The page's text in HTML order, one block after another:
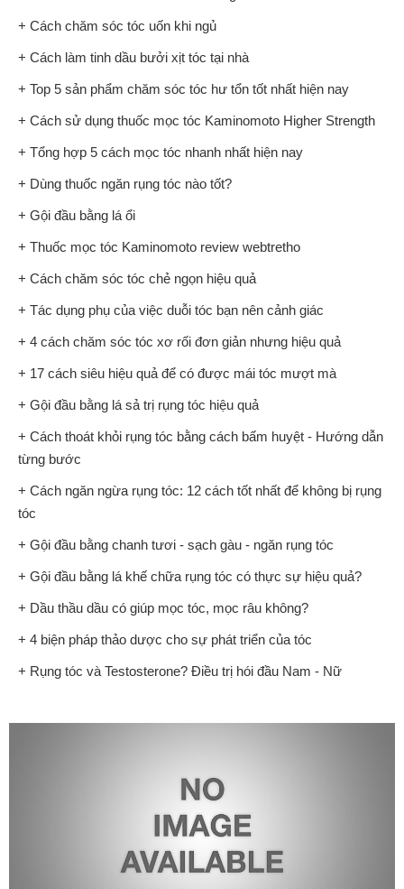
+ Cách chăm sóc tóc uốn khi ngủ
+ Cách làm tinh dầu bưởi xịt tóc tại nhà
+ Top 5 sản phẩm chăm sóc tóc hư tổn tốt nhất hiện nay
+ Cách sử dụng thuốc mọc tóc Kaminomoto Higher Strength
+ Tổng hợp 5 cách mọc tóc nhanh nhất hiện nay
+ Dùng thuốc ngăn rụng tóc nào tốt?
+ Gội đầu bằng lá ổi
+ Thuốc mọc tóc Kaminomoto review webtretho
+ Cách chăm sóc tóc chẻ ngọn hiệu quả
+ Tác dụng phụ của việc duỗi tóc bạn nên cảnh giác
+ 4 cách chăm sóc tóc xơ rối đơn giản nhưng hiệu quả
+ 17 cách siêu hiệu quả để có được mái tóc mượt mà
+ Gội đầu bằng lá sả trị rụng tóc hiệu quả
+ Cách thoát khỏi rụng tóc bằng cách bấm huyệt - Hướng dẫn
từng bước
+ Cách ngăn ngừa rụng tóc: 12 cách tốt nhất để không bị rụng
tóc
+ Gội đầu bằng chanh tươi - sạch gàu - ngăn rụng tóc
+ Gội đầu bằng lá khế chữa rụng tóc có thực sự hiệu quả?
+ Dầu thầu dầu có giúp mọc tóc, mọc râu không?
+ 4 biện pháp thảo dược cho sự phát triển của tóc
+ Rụng tóc và Testosterone? Điều trị hói đầu Nam - Nữ